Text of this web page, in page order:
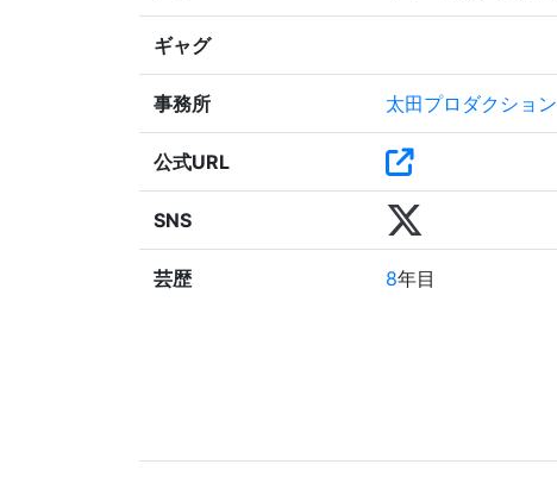
ギャグ
事務所 太田プロダクション
公式URL
SNS
芸歴 8年目